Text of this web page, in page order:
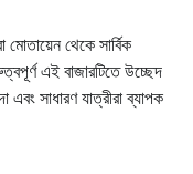
থেকে সার্বিক
এই বাজারটিতে উচ্ছেদ
এবং সাধারণ যাত্রীরা ব্যাপক